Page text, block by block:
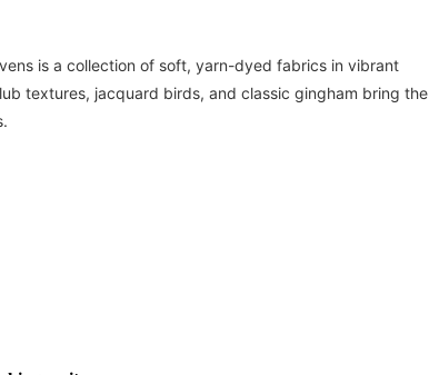
is a collection of soft, yarn-dyed fabrics in vibrant
textures, jacquard birds, and classic gingham bring the